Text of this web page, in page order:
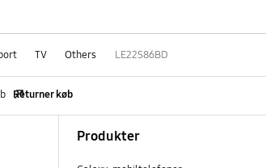
TV Others LE22S86BD
Returner køb
Produkter